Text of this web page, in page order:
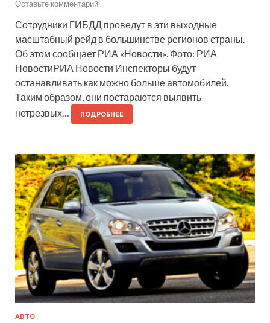
Оставьте комментарий
Сотрудники ГИБДД проведут в эти выходные
масштабный рейд в большинстве регионов страны.
Об этом сообщает РИА «Новости». Фото: РИА
НовостиРИА Новости Инспекторы будут
останавливать как можно больше автомобилей.
Таким образом, они постараются выявить
нетрезвых…
ПОДРОБНЕЕ
АВТО